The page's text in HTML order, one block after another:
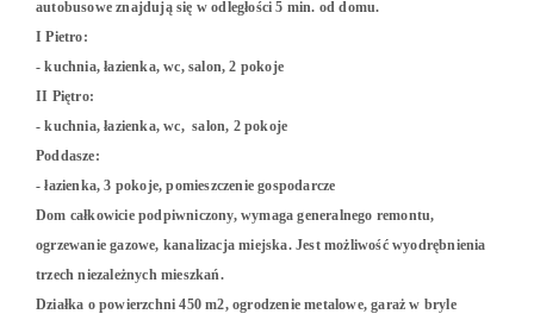
autobusowe znajdują się w odległości 5 min. od domu.
I Pietro:
- kuchnia, łazienka, wc, salon, 2 pokoje
II Piętro:
- kuchnia, łazienka, wc, salon, 2 pokoje
Poddasze:
- łazienka, 3 pokoje, pomieszczenie gospodarcze
Dom całkowicie podpiwniczony, wymaga generalnego remontu,
ogrzewanie gazowe, kanalizacja miejska. Jest możliwość wyodrębnienia
trzech niezależnych mieszkań.
Działka o powierzchni 450 m2, ogrodzenie metalowe, garaż w bryle